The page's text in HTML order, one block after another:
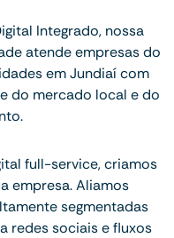
Integrado, nossa
atende empresas do
em Jundiaí com
do mercado local e do
full-service, criamos
empresa. Aliamos
segmentadas
redes sociais e fluxos